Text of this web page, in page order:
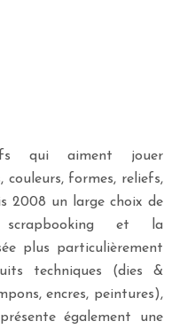
qui aiment jouer
couleurs, formes, reliefs,
2008 un large choix de
et la
plus particulièrement
techniques (dies &
encres, peintures),
également une